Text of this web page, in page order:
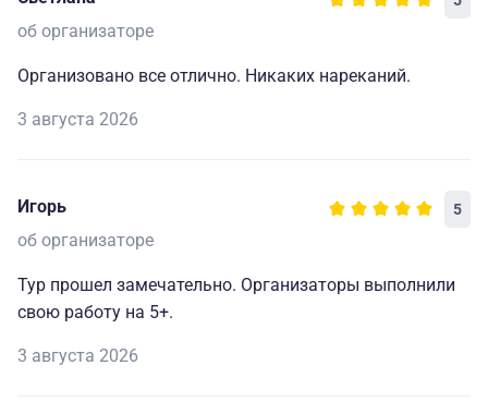
об организаторе
Организовано все отлично. Никаких нареканий.
3 августа 2026
Игорь 5
об организаторе
Тур прошел замечательно. Организаторы выполнили
свою работу на 5+.
3 августа 2026